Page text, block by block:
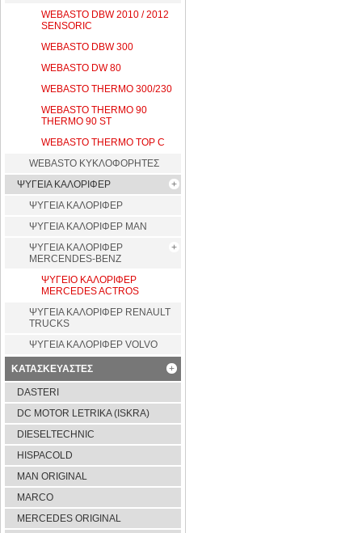
WEBASTO DBW 2010 / 2012
SENSORIC
WEBASTO DBW 300
WEBASTO DW 80
WEBASTO THERMO 300/230
WEBASTO THERMO 90
THERMO 90 ST
WEBASTO THERMO TOP C
WEBASTO ΚΥΚΛΟΦΟΡΗΤΕΣ
ΨΥΓΕΙΑ ΚΑΛΟΡΙΦΕΡ
ΨΥΓΕΙΑ ΚΑΛΟΡΙΦΕΡ
ΨΥΓΕΙΑ ΚΑΛΟΡΙΦΕΡ MAN
ΨΥΓΕΙΑ ΚΑΛΟΡΙΦΕΡ
MERCENDES-BENZ
ΨΥΓΕΙΟ ΚΑΛΟΡΙΦΕΡ
MERCEDES ACTROS
ΨΥΓΕΙΑ ΚΑΛΟΡΙΦΕΡ RENAULT
TRUCKS
ΨΥΓΕΙΑ ΚΑΛΟΡΙΦΕΡ VOLVO
ΚΑΤΑΣΚΕΥΑΣΤΕΣ
DASTERI
DC MOTOR LETRIKA (ISKRA)
DIESELTECHNIC
HISPACOLD
MAN ORIGINAL
MARCO
MERCEDES ORIGINAL